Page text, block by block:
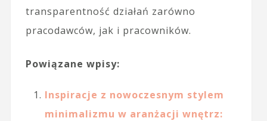
transparentność działań zarówno
pracodawców, jak i pracowników.
Powiązane wpisy:
Inspiracje z nowoczesnym stylem
minimalizmu w aranżacji wnętrz: